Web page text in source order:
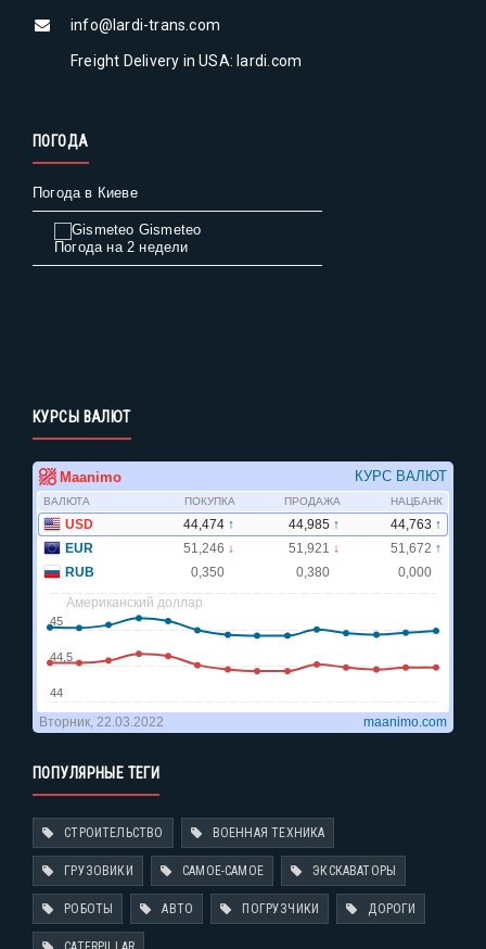
info@lardi-trans.com
Freight Delivery in USA: lardi.com
ПОГОДА
Погода в Киеве
Gismeteo
Погода на 2 недели
КУРСЫ ВАЛЮТ
ПОПУЛЯРНЫЕ ТЕГИ
СТРОИТЕЛЬСТВО ВОЕННАЯ ТЕХНИКА
ГРУЗОВИКИ САМОЕ-САМОЕ ЭКСКАВАТОРЫ
РОБОТЫ АВТО ПОГРУЗЧИКИ ДОРОГИ